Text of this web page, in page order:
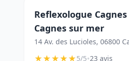
Reflexologue
Cagnes sur mer
14 Av. des Lucioles, 06800
★★★★★5/5•23 avis